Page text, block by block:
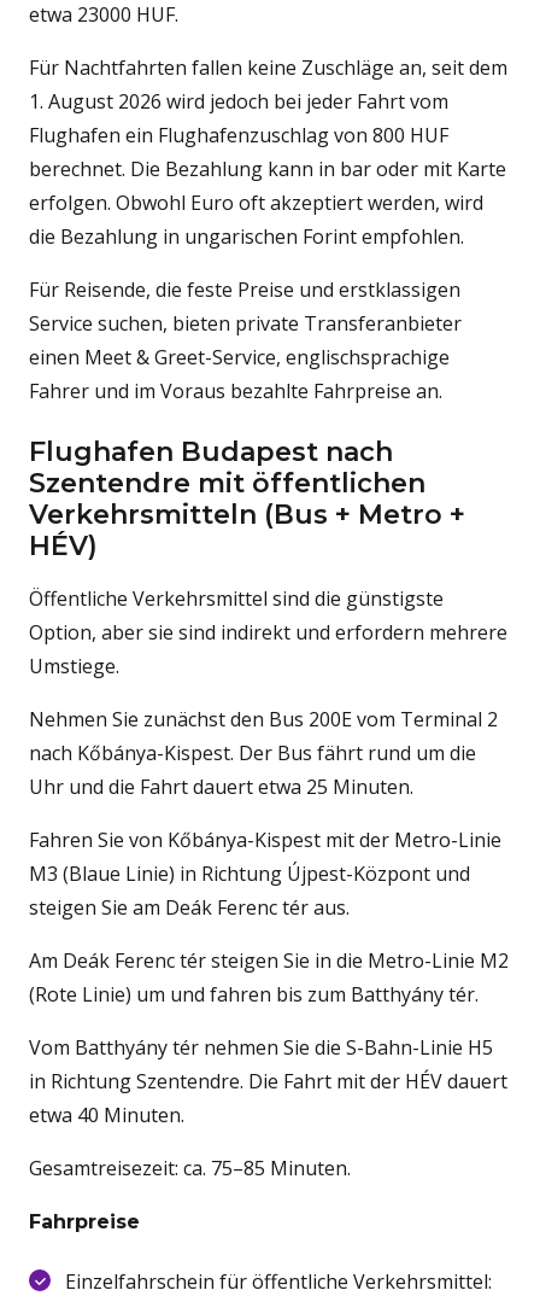
etwa 23000 HUF.
Für Nachtfahrten fallen keine Zuschläge an, seit dem
1. August 2026 wird jedoch bei jeder Fahrt vom
Flughafen ein Flughafenzuschlag von 800 HUF
berechnet. Die Bezahlung kann in bar oder mit Karte
erfolgen. Obwohl Euro oft akzeptiert werden, wird
die Bezahlung in ungarischen Forint empfohlen.
Für Reisende, die feste Preise und erstklassigen
Service suchen, bieten private Transferanbieter
einen Meet & Greet-Service, englischsprachige
Fahrer und im Voraus bezahlte Fahrpreise an.
Flughafen Budapest nach
Szentendre mit öffentlichen
Verkehrsmitteln (Bus + Metro +
HÉV)
Öffentliche Verkehrsmittel sind die günstigste
Option, aber sie sind indirekt und erfordern mehrere
Umstiege.
Nehmen Sie zunächst den Bus 200E vom Terminal 2
nach Kőbánya-Kispest. Der Bus fährt rund um die
Uhr und die Fahrt dauert etwa 25 Minuten.
Fahren Sie von Kőbánya-Kispest mit der Metro-Linie
M3 (Blaue Linie) in Richtung Újpest-Központ und
steigen Sie am Deák Ferenc tér aus.
Am Deák Ferenc tér steigen Sie in die Metro-Linie M2
(Rote Linie) um und fahren bis zum Batthyány tér.
Vom Batthyány tér nehmen Sie die S-Bahn-Linie H5
in Richtung Szentendre. Die Fahrt mit der HÉV dauert
etwa 40 Minuten.
Gesamtreisezeit: ca. 75–85 Minuten.
Fahrpreise
Einzelfahrschein für öffentliche Verkehrsmittel: